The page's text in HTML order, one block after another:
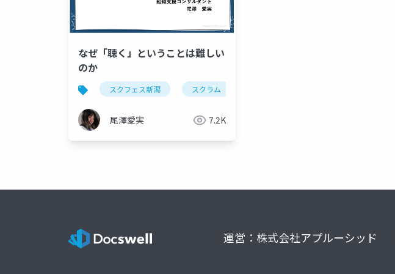
なぜ「聴く」ということは難しい
のか
スクフェス新潟 スクラム
尾澤愛実 7.2K
運営：株式会社アプルーシッド